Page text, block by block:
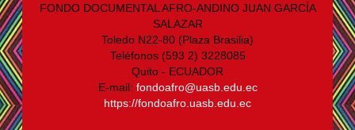
FONDO DOCUMENTAL AFRO-ANDINO JUAN GARCÍA
SALAZAR
Toledo N22-80 (Plaza Brasilia)
Teléfonos (593 2) 3228085
Quito - ECUADOR
E-mail: fondoafro@uasb.edu.ec
https://fondoafro.uasb.edu.ec